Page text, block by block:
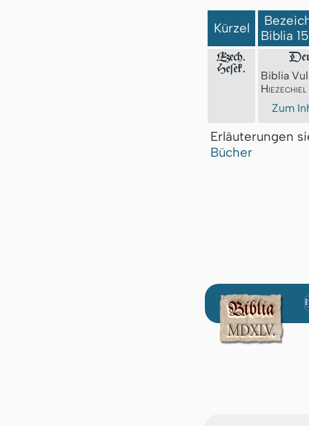
Kürzel
Biblia
Ezech.
Heſek.
Der
Biblia
Hiezechiel
Zum
Erläuterungen
Bücher